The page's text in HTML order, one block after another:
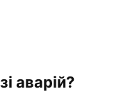
аварій?